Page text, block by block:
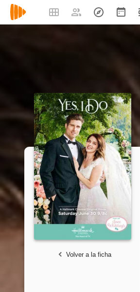
Volver a la ficha